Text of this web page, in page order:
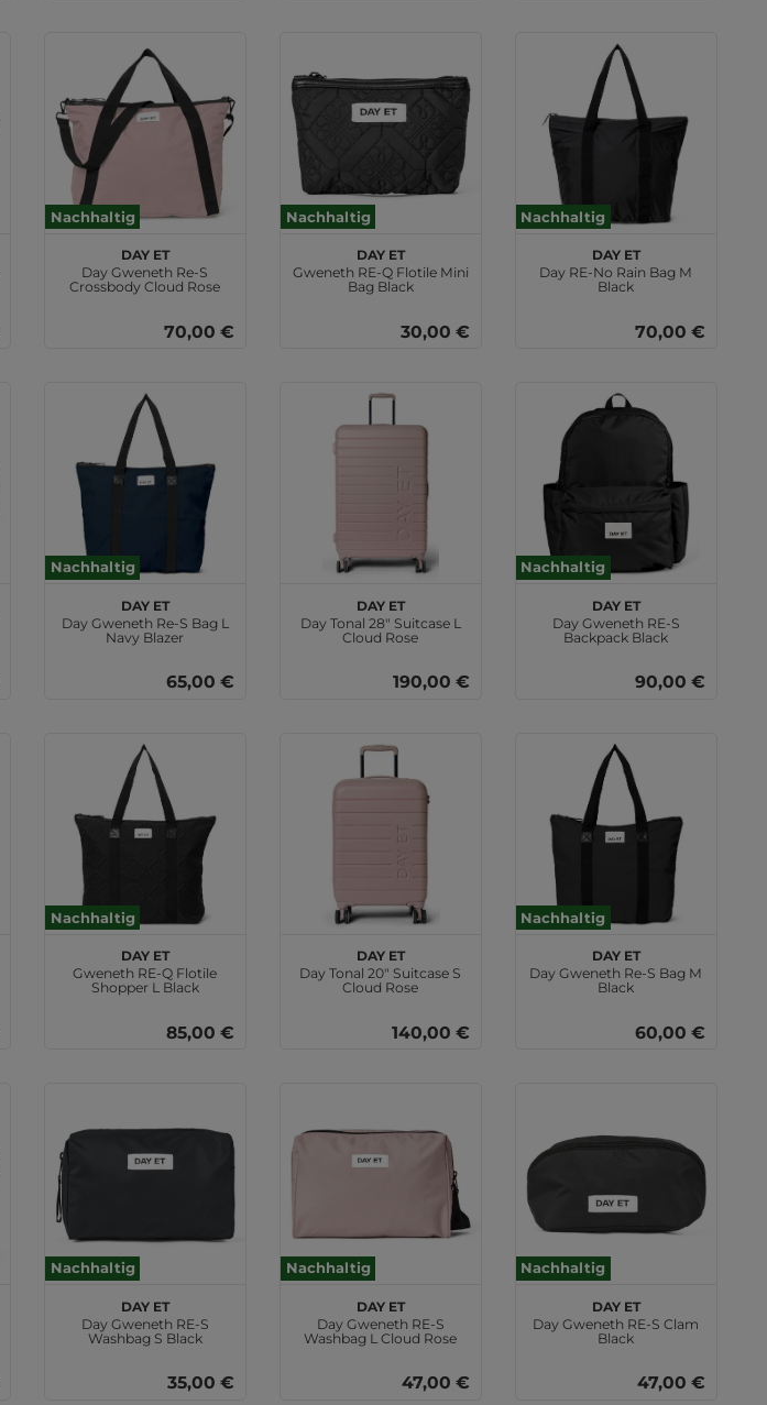
Nachhaltig
DAY ET
Day Gweneth Re-S
Crossbody Cloud Rose
70,00 €
Nachhaltig
DAY ET
Gweneth RE-Q Flotile Mini
Bag Black
30,00 €
Nachhaltig
DAY ET
Day RE-No Rain Bag M
Black
70,00 €
Nachhaltig
DAY ET
Day Gweneth Re-S Bag L
Navy Blazer
65,00 €
DAY ET
Day Tonal 28" Suitcase L
Cloud Rose
190,00 €
Nachhaltig
DAY ET
Day Gweneth RE-S
Backpack Black
90,00 €
Nachhaltig
DAY ET
Gweneth RE-Q Flotile
Shopper L Black
85,00 €
DAY ET
Day Tonal 20" Suitcase S
Cloud Rose
140,00 €
Nachhaltig
DAY ET
Day Gweneth Re-S Bag M
Black
60,00 €
Nachhaltig
DAY ET
Day Gweneth RE-S
Washbag S Black
35,00 €
Nachhaltig
DAY ET
Day Gweneth RE-S
Washbag L Cloud Rose
47,00 €
Nachhaltig
DAY ET
Day Gweneth RE-S Clam
Black
47,00 €